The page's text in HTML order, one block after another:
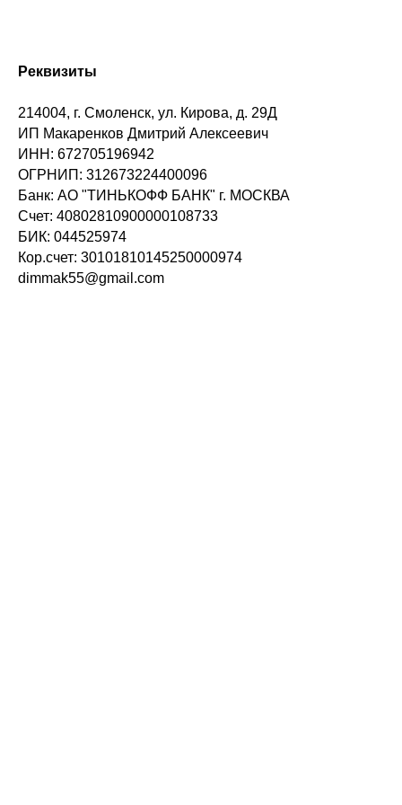
Реквизиты
214004, г. Смоленск, ул. Кирова, д. 29Д
ИП Макаренков Дмитрий Алексеевич
ИНН: 672705196942
ОГРНИП: 312673224400096
Банк: АО "ТИНЬКОФФ БАНК" г. МОСКВА
Счет: 40802810900000108733
БИК: 044525974
Кор.счет: 30101810145250000974
dimmak55@gmail.com